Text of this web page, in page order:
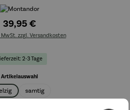
39,95 €
zzgl. Versandkosten
2-3 Tage
Artikelauswahlauswählen
samtig